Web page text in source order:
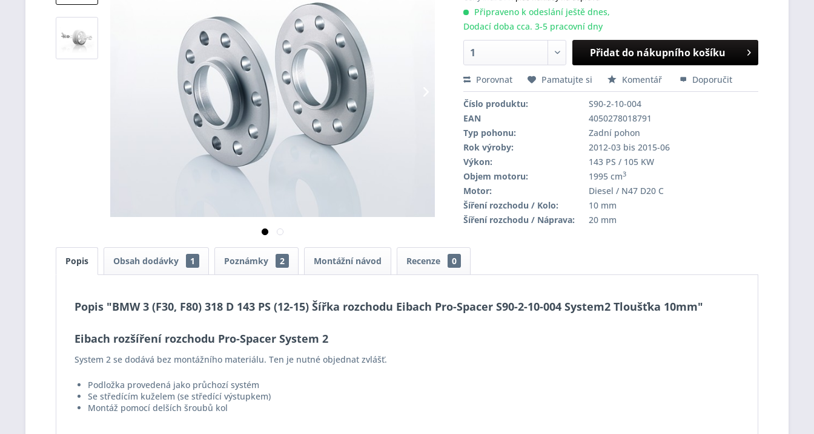
Připraveno k odeslání ještě dnes,
Dodací doba cca. 3-5 pracovní dny
Přidat do nákupního košíku
Porovnat Pamatujte si Komentář Doporučit
Číslo produktu:
S90-2-10-004
EAN
4050278018791
Typ pohonu:
Zadní pohon
Rok výroby:
2012-03 bis 2015-06
Výkon:
143 PS / 105 KW
Objem motoru:
1995 cm3
Motor:
Diesel / N47 D20 C
Šíření rozchodu / Kolo:
10 mm
Šíření rozchodu / Náprava:
20 mm
Popis Obsah dodávky 1 Poznámky 2 Montážní návod Recenze 0
Popis "BMW 3 (F30, F80) 318 D 143 PS (12-15) Šířka rozchodu Eibach Pro-Spacer S90-2-10-004 System2 Tloušťka 10mm"
Eibach rozšíření rozchodu Pro-Spacer System 2
System 2 se dodává bez montážního materiálu. Ten je nutné objednat zvlášť.
Podložka provedená jako průchozí systém
Se středícím kuželem (se středící výstupkem)
Montáž pomocí delších šroubů kol